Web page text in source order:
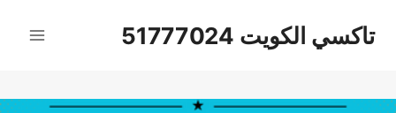
تاكسي الكويت 51777024